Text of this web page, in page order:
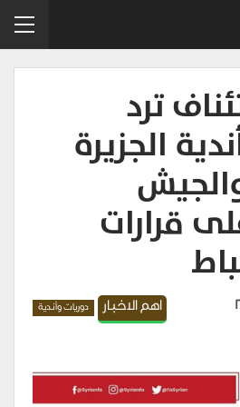
ترد
الجزيرة
قرارات
اهم الاخبار دوريات وأندية